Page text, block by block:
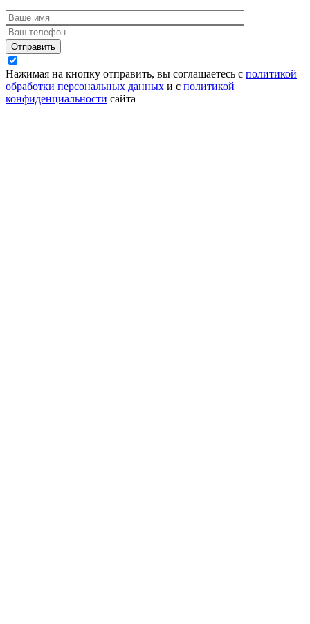
Отправить
Нажимая на кнопку отправить, вы соглашаетесь с политикой
обработки персональных данных и с политикой
конфиденциальности сайта